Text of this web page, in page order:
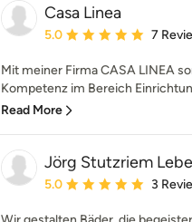
Casa Linea
Average rating: 5 out of 5
5.0 7
Mit meiner Firma CASA LINEA
Kompetenz im Bereich
Read More
Jörg Stutzriem
Average rating: 5 out of 5
5.0 3